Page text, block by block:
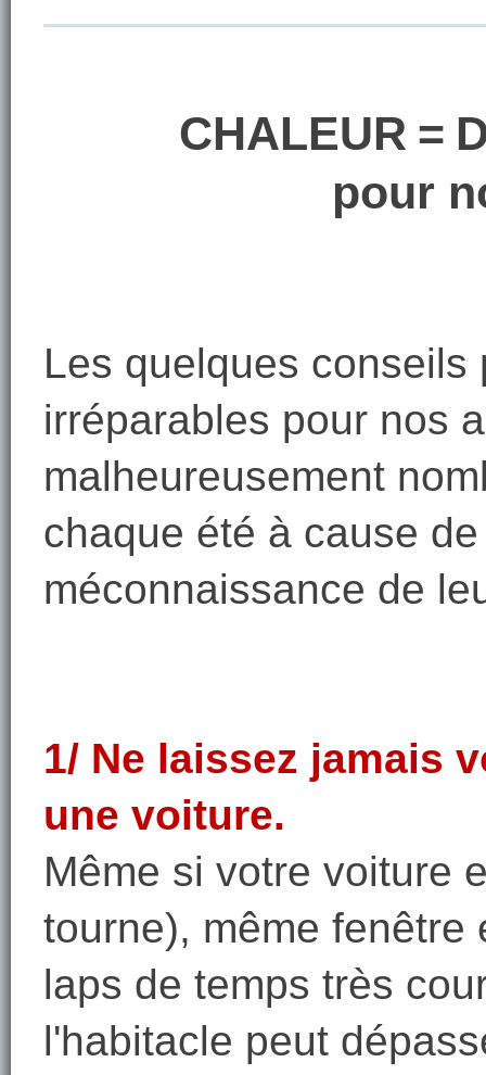
CHALEUR =
pour
Les quelques
irréparables pour nos
malheureusement
chaque été à cause
méconnaissance de
1/ Ne laissez jamais
une voiture.
Même si votre voiture
tourne), même fenêtre
laps de temps très
l'habitacle peut